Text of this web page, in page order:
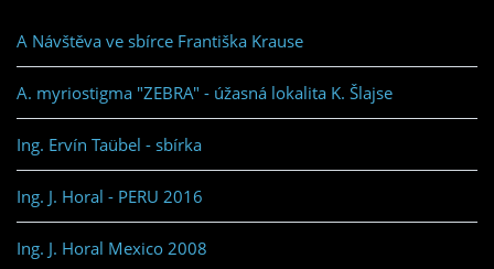
A Návštěva ve sbírce Františka Krause
A. myriostigma "ZEBRA" - úžasná lokalita K. Šlajse
Ing. Ervín Taübel - sbírka
Ing. J. Horal - PERU 2016
Ing. J. Horal Mexico 2008